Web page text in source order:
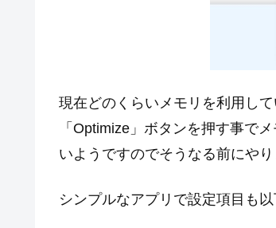
現在どのくらいメモリを利用し
「Optimize」ボタンを押す事で
いようですのでそうなる前にやり
シンプルなアプリで設定項目も